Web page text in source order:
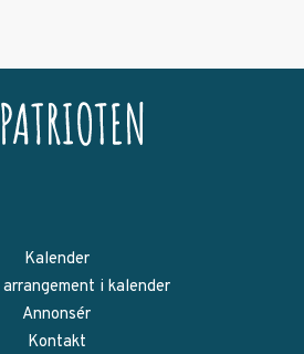
Kalender
i kalender
Annonsér
Kontakt